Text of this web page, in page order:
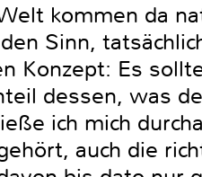
kommen da
Sinn,
Konzept: Es
dessen, was
ich mich
auch die